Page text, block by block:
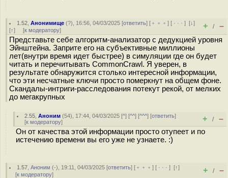
1.52 ,Анонимище (?), 16:56, 04/03/2025 [ответить] [ ﹢﹢﹢] [ · · ·][↓]
[↑] [к модератору] + / –
Представьте себе алгоритм-анализатор с дедукцией уровня
Эйнштейна. Заприте его на субъективные миллионы
лет(внутри время идет быстрее) в симуляции где он будет
читать и перечитывать CommonCrawl. Я уверен, в
результате обнаружится столько интересной информации,
что эти несчатные ключи просто померкнут на общем фоне.
Скандалы-интриги-расследования потекут рекой, от мелких
до мегакрупных
2.55 ,Аноним (54), 17:44, 04/03/2025 [^] [^^] [^^^] [ответить]
[к модератору] + / –
Он от качества этой информации просто отупеет и по
истечению времени вы его уже не узнаете. :)
1.57 ,Аноним (-), 19:11, 04/03/2025 [ответить] [ ﹢﹢﹢] [ · · ·][↑]
[к модератору] + / –